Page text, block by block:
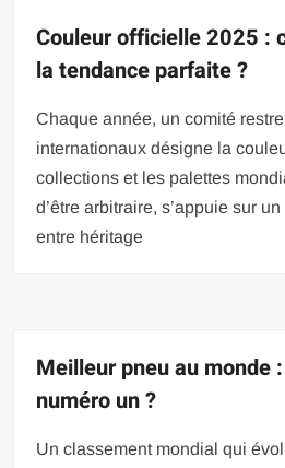
Couleur officielle 2025 :
la tendance parfaite ?
Chaque année, un comité
internationaux désigne la
collections et les palettes
d’être arbitraire, s’appuie sur
entre héritage
Meilleur pneu au monde
numéro un ?
Un classement mondial qui